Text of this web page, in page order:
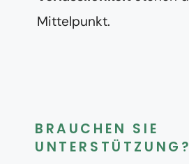
Mittelpunkt.
BRAUCHEN SIE
UNTERSTÜTZUNG?